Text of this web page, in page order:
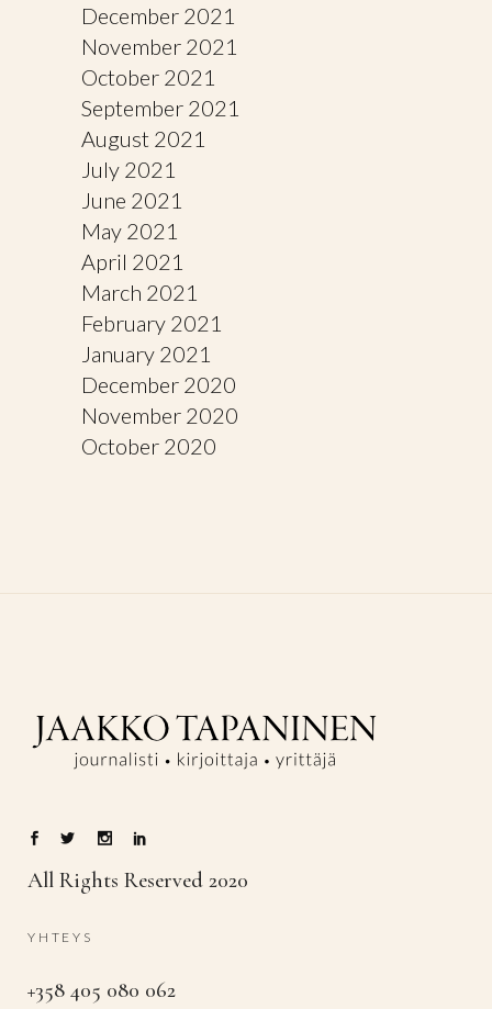
December 2021
November 2021
October 2021
September 2021
August 2021
July 2021
June 2021
May 2021
April 2021
March 2021
February 2021
January 2021
December 2020
November 2020
October 2020
All Rights Reserved 2020
YHTEYS
+358 405 080 062